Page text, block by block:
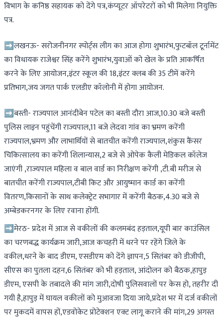
विभाग के कनिष्ठ सहायक को देंगे पत्र,कंप्यूटर ऑपरेटरों को भी मिलेगा नियुक्ति
पत्र.
➡️लखनऊ- सरोजनीनगर स्पोर्ट्स लीग का आज होगा शुभारंभ,फुटबॉल टूर्नामेंट
का विधायक राजेश्वर सिंह करेंगे शुभारंभ,युवाओं को खेल के प्रति आकर्षित
करने के लिए आयोजन,इंटर स्कूल की 18,इंटर क्लब की 35 टीमें करेंगे
प्रतिभाग,जय जगत पार्क एलडीए कॉलोनी में होगा आय़ोजन.
➡️बस्ती- राज्यपाल आनंदीबेन पटेल का बस्ती दौरा आज,10.30 बजे बस्ती
पुलिस लाइन पहुंचेंगी राज्यपाल,11 बजे लेदवा गांव का भ्रमण करेंगी
राज्यपाल,भ्रमण और लाभार्थियों से बातचीत करेंगी राज्यपाल,शंकुस कैंसर
चिकित्सालय का करेंगी शिलान्यास,2 बजे से ओपेक कैली मेडिकल कॉलेज
जाएंगी ,राज्यपाल महिला व बाल वार्ड का निरीक्षण करेंगी ,टी.बी मरीज से
बातचीत करेंगी राज्यपाल,टीबी किट और आयुष्मान कार्ड का करेंगी
वितरण,किसानों के साथ कलेक्ट्रेट सभागार में करेंगी बैठक,4.30 बजे से
अम्बेडकरनगर के लिए रवाना होंगी.
➡️मेरठ- प्रदेश में आज से वकीलों की कलमबंद हड़ताल,यूपी बार काउंसिल
का चरणबद्ध कार्यक्रम जारी,आज कचहरी में धरने पर रहेंगे जिले के
वकील,धरने के बाद डीएम, एसडीएम को देंगे ज्ञापन,5 सितंबर को डीजीपी,
सीएस का पुतला दहन,6 सितंबर को भी हड़ताल, आंदोलन को बैठक,हापुड़
डीएम, एसपी के तबादले की मांग जारी,दोषी पुलिसवालों पर केस हो, तहरीर दी
गयी है,हापुड़ में घायल वकीलों को मुआवजा दिया जाये,प्रदेश भर में दर्ज वकीलों
पर मुकदमें वापस हों,एडवोकेट प्रोटेक्शन एक्ट लागू कराने की मांग,29 अगस्त